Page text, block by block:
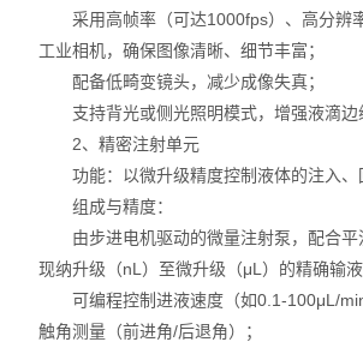
采用高帧率（可达1000fps）、高分辨率
工业相机，确保图像清晰、细节丰富；
配备低畸变镜头，减少成像失真；
支持背光或侧光照明模式，增强液滴边
2、精密注射单元
功能：以微升级精度控制液体的注入、
组成与精度：
由步进电机驱动的微量注射泵，配合平
现纳升级（nL）至微升级（μL）的精确输液
可编程控制进液速度（如0.1-100μL/
触角测量（前进角/后退角）；